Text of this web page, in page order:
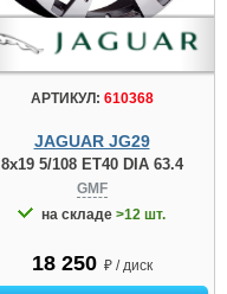
АРТИКУЛ: 610368
JAGUAR JG29
8x19 5/108 ET40 DIA 63.4
GMF
на складе >12 шт.
18 250 ₽ / диск